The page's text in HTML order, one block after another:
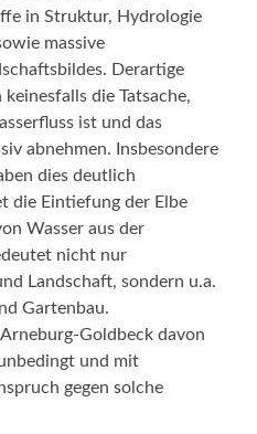
in Struktur, Hydrologie
massive
Derartige
die Tatsache,
ist und das
abnehmen. Insbesondere
dies deutlich
die Eintiefung der Elbe
Wasser aus der
nicht nur
Landschaft, sondern u.a.
Gartenbau.
Goldbeck davon
und mit
gegen solche